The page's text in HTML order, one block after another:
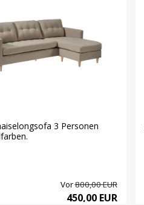
3 Personen
Vor800,00 EUR
450,00 EUR